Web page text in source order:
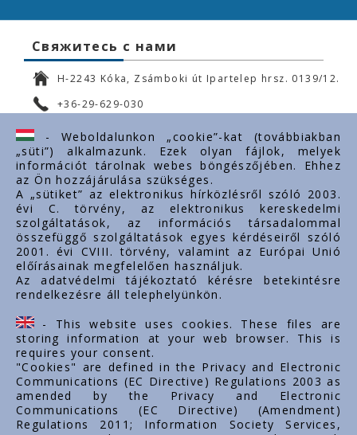
Свяжитесь с нами
H-2243 Kóka, Zsámboki út Ipartelep hrsz. 0139/12.
+36-29-629-030
ertekesites@styron.hu
export@styron.hu
www.styron.hu
Важные ссылки
О нас
Документы
Контакт
Карьера
- Weboldalunkon „cookie”-kat (továbbiakban
„süti”) alkalmazunk. Ezek olyan fájlok, melyek
információt tárolnak webes böngészőjében. Ehhez
az Ön hozzájárulása szükséges.
A „sütiket” az elektronikus hírközlésről szóló 2003.
évi C. törvény, az elektronikus kereskedelmi
szolgáltatások, az információs társadalommal
összefüggő szolgáltatások egyes kérdéseiről szóló
2001. évi CVIII. törvény, valamint az Európai Unió
előírásainak megfelelően használjuk.
Az adatvédelmi tájékoztató kérésre betekintésre
rendelkezésre áll telephelyünkön.
- This website uses cookies. These files are
storing information at your web browser. This is
requires your consent.
"Cookies" are defined in the Privacy and Electronic
Communications (EC Directive) Regulations 2003 as
amended by the Privacy and Electronic
Communications (EC Directive) (Amendment)
Regulations 2011; Information Society Services,